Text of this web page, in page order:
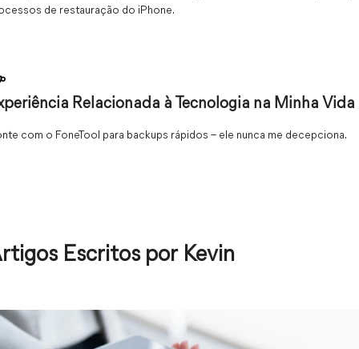
de restauração do iPhone.
Relacionada à Tecnologia na Minha Vida
com o FoneTool para backups rápidos – ele nunca me decepciona.
Escritos por Kevin